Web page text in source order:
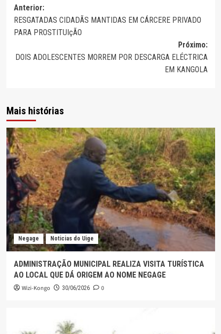
Navegação
de
Anterior:
RESGATADAS CIDADÃS MANTIDAS EM CÁRCERE PRIVADO
PARA PROSTITUIçÃO
Próximo:
DOIS ADOLESCENTES MORREM POR DESCARGA ELÉCTRICA
EM KANGOLA
Mais histórias
Negage Noticias do Uige
ADMINISTRAÇÃO MUNICIPAL REALIZA VISITA TURÍSTICA
AO LOCAL QUE DÁ ORIGEM AO NOME NEGAGE
Wizi-Kongo 30/06/2026 0